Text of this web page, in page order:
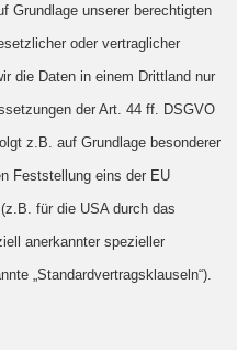
Grundlage unserer berechtigten
oder vertraglicher
die Daten in einem Drittland nur
der Art. 44 ff. DSGVO
z.B. auf Grundlage besonderer
Feststellung eins der EU
für die USA durch das
anerkannter spezieller
„Standardvertragsklauseln“).